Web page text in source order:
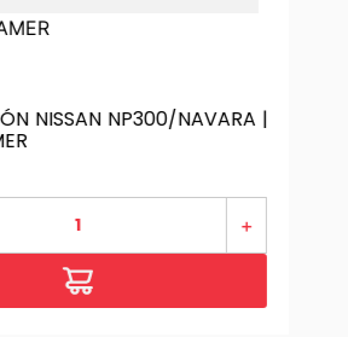
NISSAN NP300/NAVARA |
＋